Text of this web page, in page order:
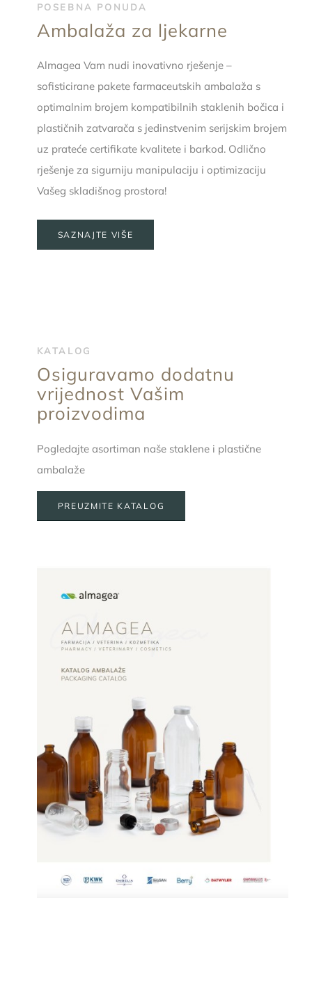
POSEBNA PONUDA
Ambalaža za ljekarne
Almagea Vam nudi inovativno rješenje –
sofisticirane pakete farmaceutskih ambalaža s
optimalnim brojem kompatibilnih staklenih bočica i
plastičnih zatvarača s jedinstvenim serijskim brojem
uz prateće certifikate kvalitete i barkod. Odlično
rješenje za sigurniju manipulaciju i optimizaciju
Vašeg skladišnog prostora!
SAZNAJTE VIŠE
KATALOG
Osiguravamo dodatnu
vrijednost Vašim
proizvodima
Pogledajte asortiman naše staklene i plastične
ambalaže
PREUZMITE KATALOG